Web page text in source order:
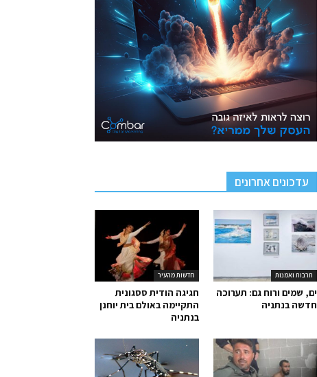
עדכונים אחרונים
חדשות מהעיר
חגיגה הודית ססגונית
התקיימה באולם בית יוחנן
בנתניה
תרבות ואמנות
ים, שמים ורוח גם: תערוכה
חדשה בנתניה